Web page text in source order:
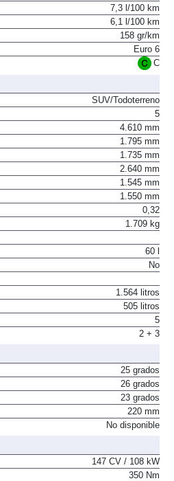
7,3 l/100 km
6,1 l/100 km
158 gr/km
Euro 6
C
SUV/Todoterreno
5
4.610 mm
1.795 mm
1.735 mm
2.640 mm
1.545 mm
1.550 mm
0,32
1.709 kg
60 l
No
1.564 litros
505 litros
5
2 + 3
25 grados
26 grados
23 grados
220 mm
No disponible
147 CV / 108 kW
350 Nm